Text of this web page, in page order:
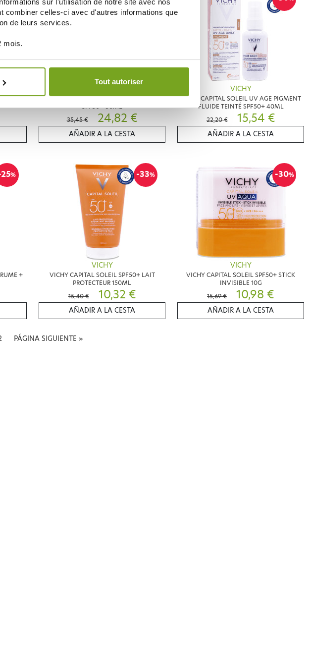
sur l'utilisation de notre site avec nos
combiner celles-ci avec d'autres informations que
de leurs services.
mois.
Tout autoriser
VICHY CAPITAL SOLEIL UV AGE FLUIDE
SPF50+ 80ML
35,45 €
24,82 €
AÑADIR A LA CESTA
VICHY
VICHY CAPITAL SOLEIL UV AGE PIGMENT
FLUIDE TEINTÉ SPF50+ 40ML
22,20 €
15,54 €
AÑADIR A LA CESTA
%
+
-33%
VICHY
VICHY CAPITAL SOLEIL SPF50+ LAIT
PROTECTEUR 150ML
15,40 €
10,32 €
AÑADIR A LA CESTA
-30%
VICHY
VICHY CAPITAL SOLEIL SPF50+ STICK
INVISIBLE 10G
15,69 €
10,98 €
AÑADIR A LA CESTA
PÁGINA SIGUIENTE »